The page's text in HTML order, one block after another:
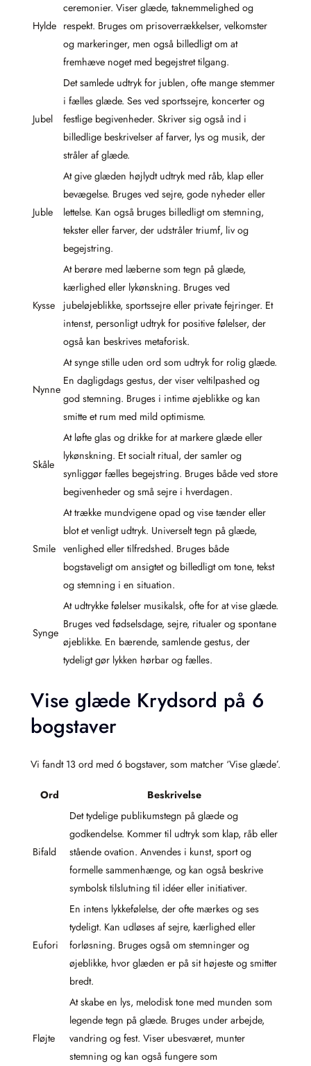
Hylde
ceremonier. Viser glæde, taknemmelighed og
respekt. Bruges om prisoverrækkelser, velkomster
og markeringer, men også billedligt om at
fremhæve noget med begejstret tilgang.
Jubel
Det samlede udtryk for jublen, ofte mange stemmer
i fælles glæde. Ses ved sportssejre, koncerter og
festlige begivenheder. Skriver sig også ind i
billedlige beskrivelser af farver, lys og musik, der
stråler af glæde.
Juble
At give glæden højlydt udtryk med råb, klap eller
bevægelse. Bruges ved sejre, gode nyheder eller
lettelse. Kan også bruges billedligt om stemning,
tekster eller farver, der udstråler triumf, liv og
begejstring.
Kysse
At berøre med læberne som tegn på glæde,
kærlighed eller lykønskning. Bruges ved
jubeløjeblikke, sportssejre eller private fejringer. Et
intenst, personligt udtryk for positive følelser, der
også kan beskrives metaforisk.
Nynne
At synge stille uden ord som udtryk for rolig glæde.
En dagligdags gestus, der viser veltilpashed og
god stemning. Bruges i intime øjeblikke og kan
smitte et rum med mild optimisme.
Skåle
At løfte glas og drikke for at markere glæde eller
lykønskning. Et socialt ritual, der samler og
synliggør fælles begejstring. Bruges både ved store
begivenheder og små sejre i hverdagen.
Smile
At trække mundvigene opad og vise tænder eller
blot et venligt udtryk. Universelt tegn på glæde,
venlighed eller tilfredshed. Bruges både
bogstaveligt om ansigtet og billedligt om tone, tekst
og stemning i en situation.
Synge
At udtrykke følelser musikalsk, ofte for at vise glæde.
Bruges ved fødselsdage, sejre, ritualer og spontane
øjeblikke. En bærende, samlende gestus, der
tydeligt gør lykken hørbar og fælles.
Vise glæde Krydsord på 6
bogstaver
Vi fandt 13 ord med 6 bogstaver, som matcher ‘Vise glæde’.
Ord Beskrivelse
Bifald
Det tydelige publikumstegn på glæde og
godkendelse. Kommer til udtryk som klap, råb eller
stående ovation. Anvendes i kunst, sport og
formelle sammenhænge, og kan også beskrive
symbolsk tilslutning til idéer eller initiativer.
Eufori
En intens lykkefølelse, der ofte mærkes og ses
tydeligt. Kan udløses af sejre, kærlighed eller
forløsning. Bruges også om stemninger og
øjeblikke, hvor glæden er på sit højeste og smitter
bredt.
Fløjte
At skabe en lys, melodisk tone med munden som
legende tegn på glæde. Bruges under arbejde,
vandring og fest. Viser ubesværet, munter
stemning og kan også fungere som